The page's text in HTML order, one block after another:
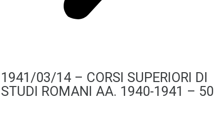
1941/03/14 – CORSI SUPERIORI DI
STUDI ROMANI AA. 1940-1941 – 50